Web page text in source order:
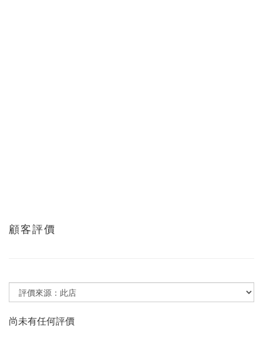
顧客評價
尚未有任何評價